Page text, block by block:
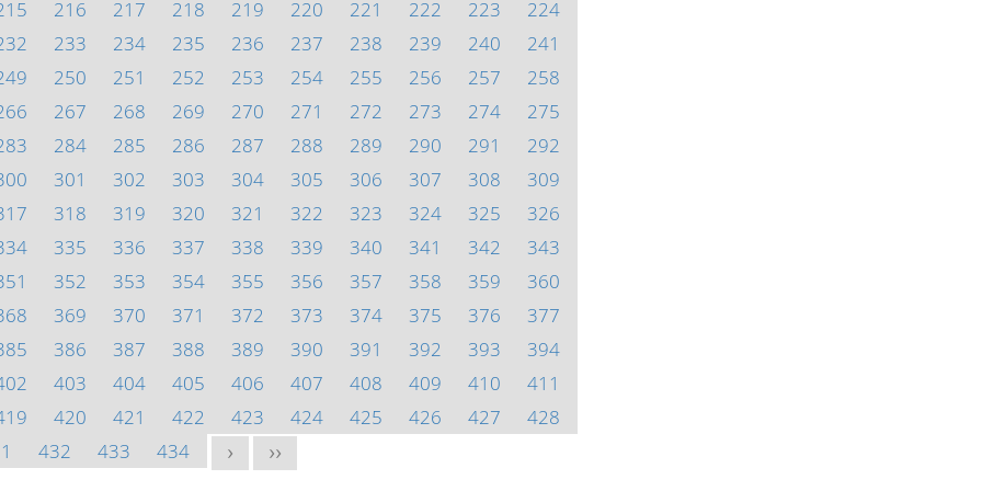
216 217 218 219 220 221 222 223
224
233 234 235 236 237 238 239 240
241
250 251 252 253 254 255 256 257
258
267 268 269 270 271 272 273 274
275
284 285 286 287 288 289 290 291
292
301 302 303 304 305 306 307 308
309
318 319 320 321 322 323 324 325
326
335 336 337 338 339 340 341 342
343
352 353 354 355 356 357 358 359
360
369 370 371 372 373 374 375 376
377
386 387 388 389 390 391 392 393
394
403 404 405 406 407 408 409 410
411
420 421 422 423 424 425 426 427
428
432 433 434 > >>